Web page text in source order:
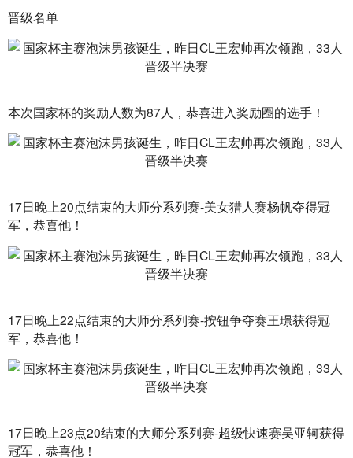
晋级名单
本次国家杯的奖励人数为87人，恭喜进入奖励圈的选手！
17日晚上20点结束的大师分系列赛-美女猎人赛杨帆夺得冠
军，恭喜他！
17日晚上22点结束的大师分系列赛-按钮争夺赛王璟获得冠
军，恭喜他！
17日晚上23点20结束的大师分系列赛-超级快速赛吴亚轲获得
冠军，恭喜他！